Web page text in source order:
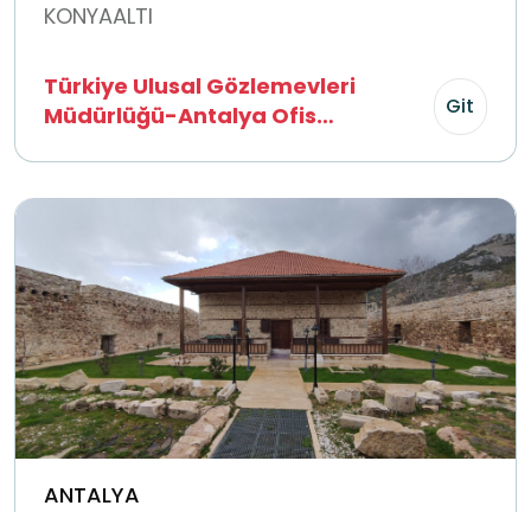
KONYAALTI
Türkiye Ulusal Gözlemevleri
Müdürlüğü-Antalya Ofis
Git
ANTALYA